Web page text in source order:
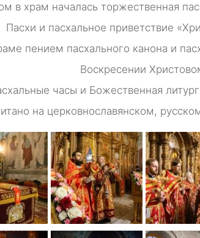
в храм началась торжественная
Пасхи и пасхальное приветствие
пением пасхального канона и
Воскресении
часы и Божественная
на церковнославянском,